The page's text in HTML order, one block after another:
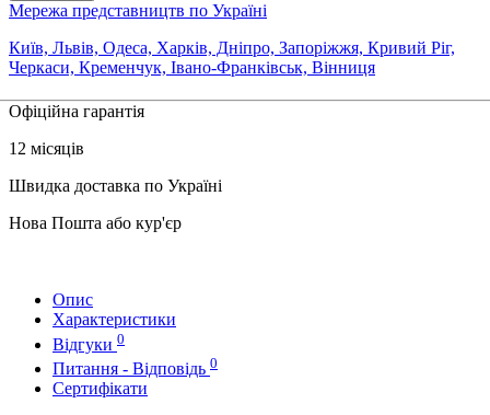
Мережа представництв по Україні
Київ, Львів, Одеса, Харків, Дніпро, Запоріжжя, Кривий Ріг,
Черкаси, Кременчук, Івано-Франківськ, Вінниця
Офіційна гарантія
12 місяців
Швидка доставка по Україні
Нова Пошта або кур'єр
Опис
Характеристики
Відгуки 0
Питання - Відповідь 0
Сертифікати